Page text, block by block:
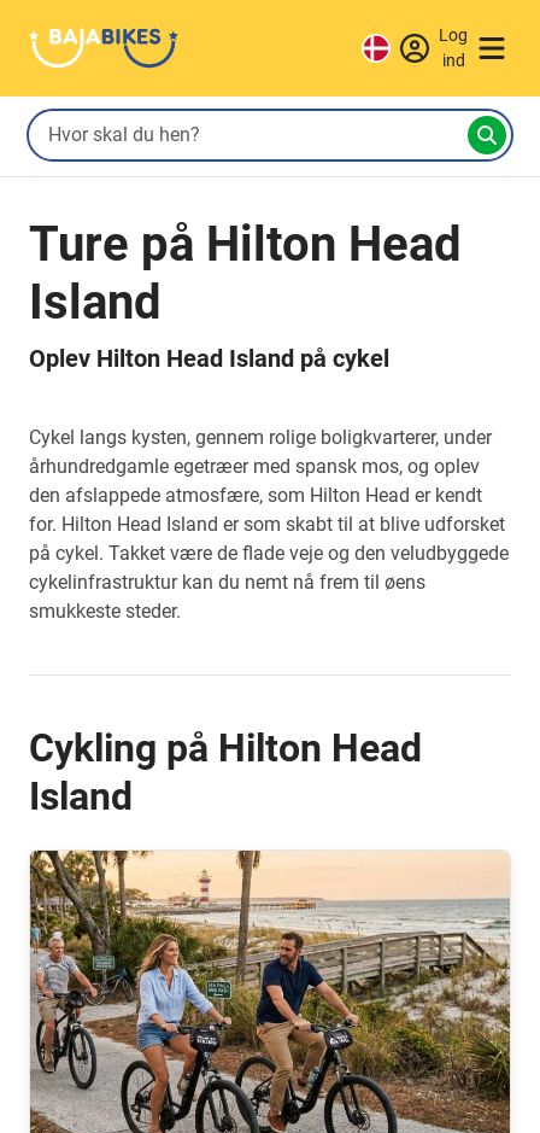
Log
ind
Ture på Hilton Head
Island
Oplev Hilton Head Island på cykel
Cykel langs kysten, gennem rolige boligkvarterer, under
århundredgamle egetræer med spansk mos, og oplev
den afslappede atmosfære, som Hilton Head er kendt
for. Hilton Head Island er som skabt til at blive udforsket
på cykel. Takket være de flade veje og den veludbyggede
cykelinfrastruktur kan du nemt nå frem til øens
smukkeste steder.
Cykling på Hilton Head
Island